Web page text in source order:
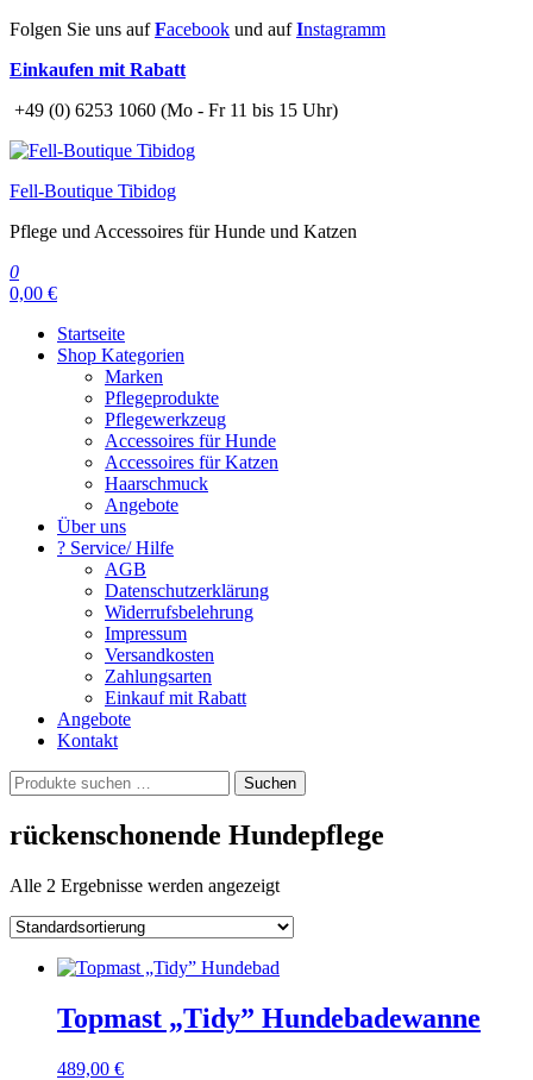
Zum
springen
Folgen Sie uns aufFacebook und aufInstagramm
Einkaufen mit Rabatt
+49 (0) 6253 1060 (Mo - Fr 11 bis 15 Uhr)
Fell-Boutique Tibidog
Pflege und Accessoires für Hunde und Katzen
0
0,00 €
Startseite
Shop Kategorien
Marken
Pflegeprodukte
Pflegewerkzeug
Accessoires für Hunde
Accessoires für Katzen
Haarschmuck
Angebote
Über uns
? Service/ Hilfe
AGB
Datenschutzerklärung
Widerrufsbelehrung
Impressum
Versandkosten
Zahlungsarten
Einkauf mit Rabatt
Angebote
Kontakt
Suchen
nach:
Suchen
rückenschonende Hundepflege
Alle 2 Ergebnisse werden angezeigt
Topmast „Tidy” Hundebadewanne
489,00 €